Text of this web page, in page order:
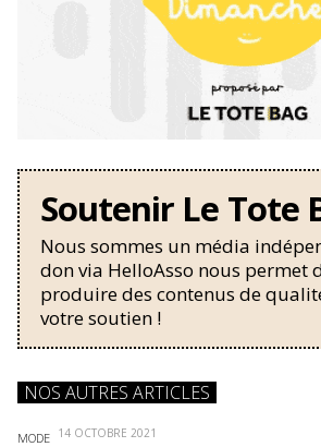
Soutenir Le Tote
Nous sommes un média
don via HelloAsso nous permet
produire des contenus de
votre soutien !
NOS AUTRES ARTICLES
MODE 14 OCTOBRE 2021